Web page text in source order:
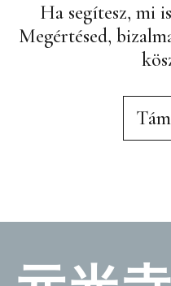
Ha segítesz, mi
Megértésed,